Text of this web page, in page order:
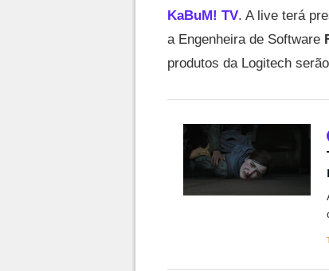
KaBuM! TV. A live terá
a Engenheira de Software
produtos da Logitech